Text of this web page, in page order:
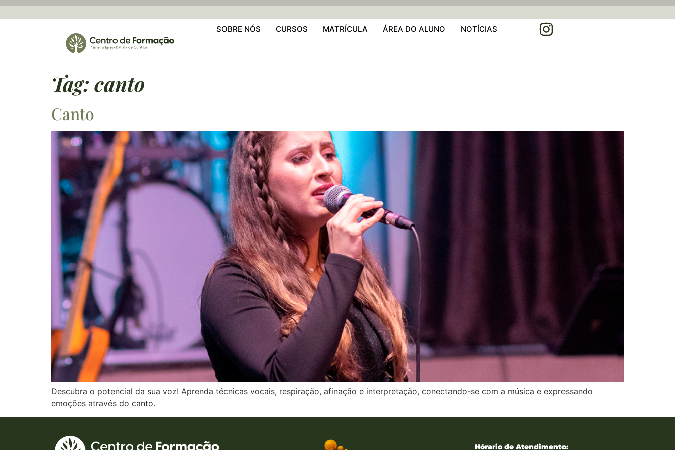
SOBRE NÓS CURSOS MATRÍCULA ÁREA DO ALUNO NOTÍCIAS
Tag: canto
Canto
Descubra o potencial da sua voz! Aprenda técnicas vocais, respiração, afinação e interpretação, conectando-se com a música e expressando
emoções através do canto.
Hórario de Atendimento: